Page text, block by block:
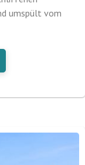
umspült vom